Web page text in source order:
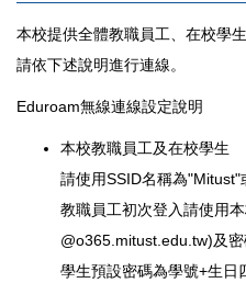
本校提供全體教職員工、在校學
請依下述說明進行連線。
Eduroam無線連線設定說明
本校教職員工及在校學生
請使用SSID名稱為
教職員工初次登入請使用
@o365.mitust.edu.tw)及
學生預設密碼為學號+生日